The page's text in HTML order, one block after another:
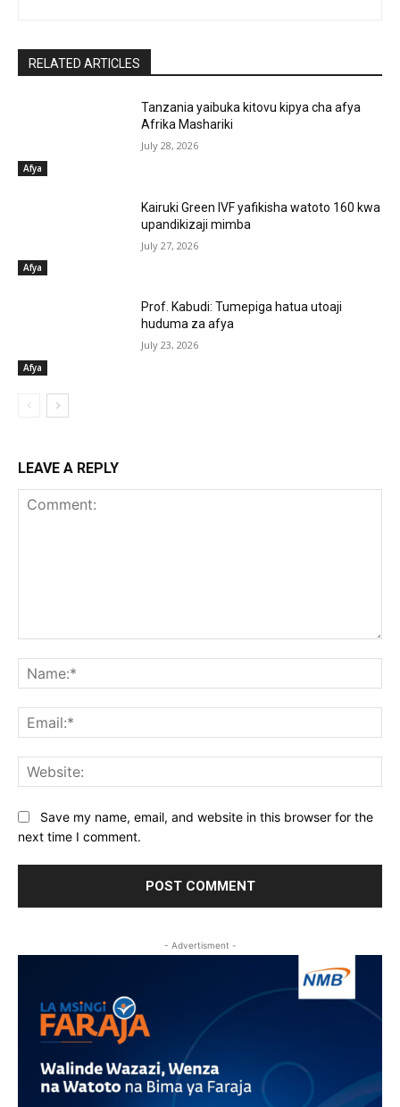
RELATED ARTICLES
Afya
Tanzania yaibuka kitovu kipya cha afya
Afrika Mashariki
July 28, 2026
Afya
Kairuki Green IVF yafikisha watoto 160 kwa
upandikizaji mimba
July 27, 2026
Afya
Prof. Kabudi: Tumepiga hatua utoaji
huduma za afya
July 23, 2026
LEAVE A REPLY
Save my name, email, and website in this browser for the
next time I comment.
- Advertisment -